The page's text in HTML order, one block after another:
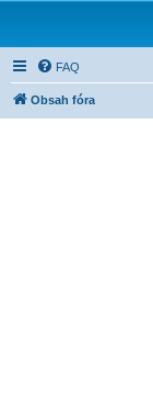
FAQ
Obsah fóra